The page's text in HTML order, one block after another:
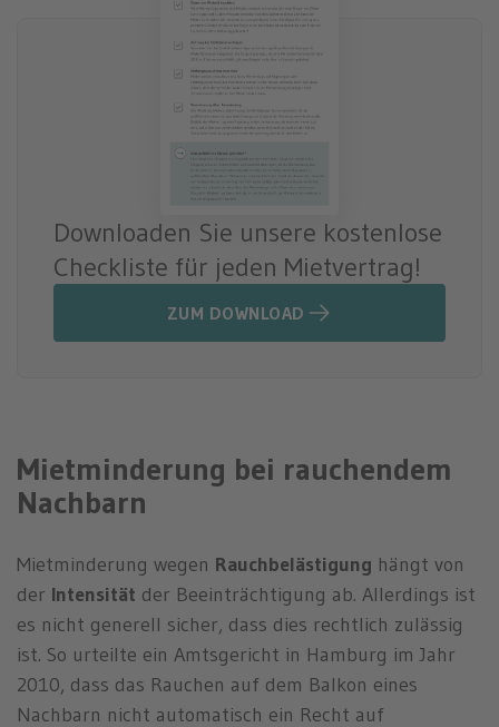
Downloaden Sie unsere kostenlose
Checkliste für jeden Mietvertrag!
ZUM DOWNLOAD
Mietminderung bei rauchendem
Nachbarn
Mietminderung wegen Rauchbelästigung hängt von
der Intensität der Beeinträchtigung ab. Allerdings ist
es nicht generell sicher, dass dies rechtlich zulässig
ist. So urteilte ein Amtsgericht in Hamburg im Jahr
2010, dass das Rauchen auf dem Balkon eines
Nachbarn nicht automatisch ein Recht auf